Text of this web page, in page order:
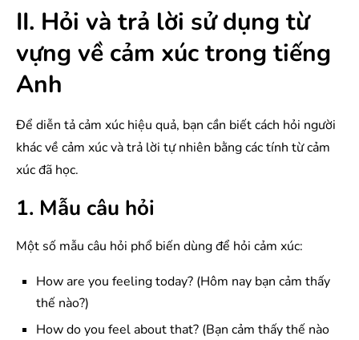
II. Hỏi và trả lời sử dụng từ
vựng về cảm xúc trong tiếng
Anh
Để diễn tả cảm xúc hiệu quả, bạn cần biết cách hỏi người
khác về cảm xúc và trả lời tự nhiên bằng các tính từ cảm
xúc đã học.
1. Mẫu câu hỏi
Một số mẫu câu hỏi phổ biến dùng để hỏi cảm xúc:
How are you feeling today? (Hôm nay bạn cảm thấy
thế nào?)
How do you feel about that? (Bạn cảm thấy thế nào